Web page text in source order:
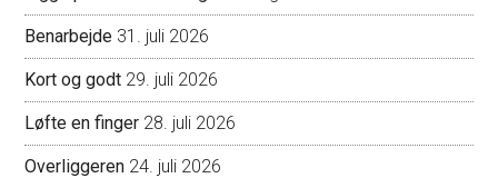
Benarbejde 31. juli 2026
Kort og godt 29. juli 2026
Løfte en finger 28. juli 2026
Overliggeren 24. juli 2026